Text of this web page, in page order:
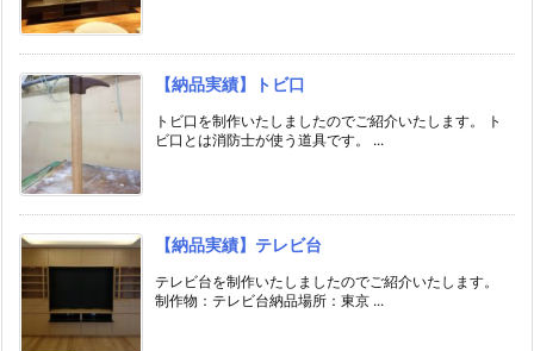
【納品実績】トビ口
トビ口を制作いたしましたのでご紹介いたします。 ト
ビ口とは消防士が使う道具です。 ...
【納品実績】テレビ台
テレビ台を制作いたしましたのでご紹介いたします。
制作物：テレビ台納品場所：東京 ...